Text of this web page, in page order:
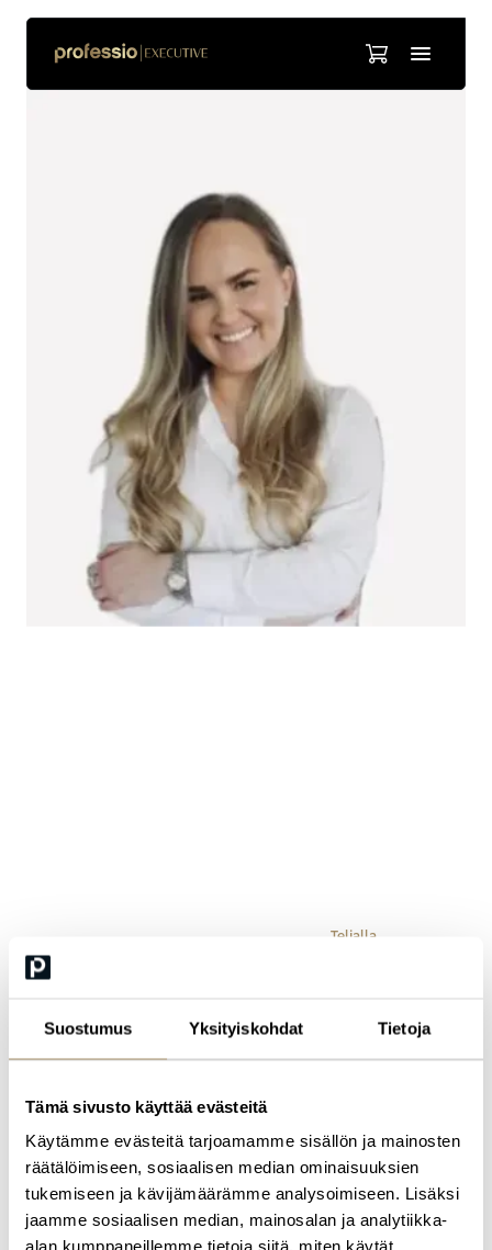
Suostumus Yksityiskohdat Tietoja
Tämä sivusto käyttää evästeitä
Käytämme evästeitä tarjoamamme sisällön ja mainosten
räätälöimiseen, sosiaalisen median ominaisuuksien
tukemiseen ja kävijämäärämme analysoimiseen. Lisäksi
jaamme sosiaalisen median, mainosalan ja analytiikka-
alan kumppaneillemme tietoja siitä, miten käytät
Telialla
kansainvälisissä yrityksissä.
vahvistamiseen ja asiakaskokemuksen syventämiseen nopeasti
ymmärtämään tekoälyn mahdollisuuksia ja tarttumaan
muutokseen mahdollisuutena. Hän yhdistää strategisen
näkemyksen, käytännön esimerkit ja ihmislähtöisen
keinoja menestyä tekoälyn aikakaudella.